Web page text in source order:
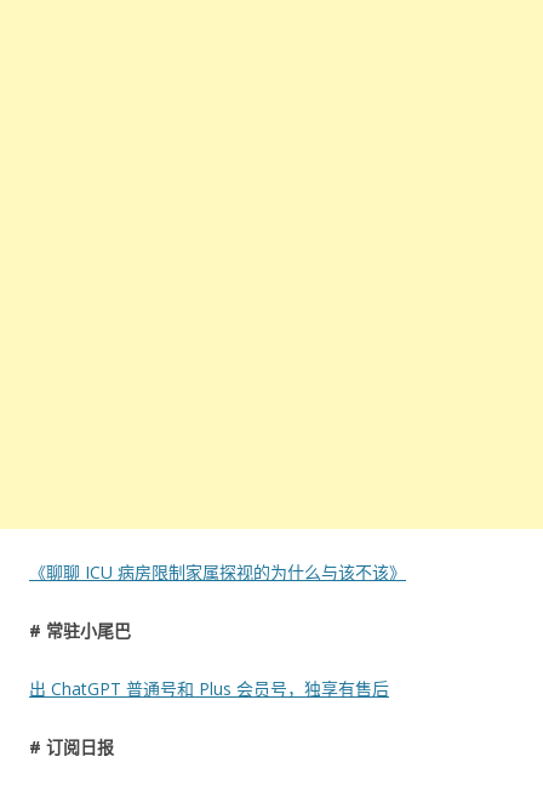
《聊聊 ICU 病房限制家属探视的为什么与该不该》
# 常驻小尾巴
出 ChatGPT 普通号和 Plus 会员号，独享有售后
# 订阅日报